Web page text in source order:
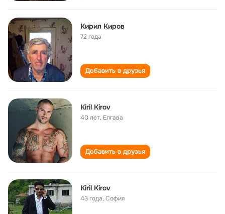
Кирил Киров
72 года
Добавить в друзья
Kiril Kirov
40 лет, Елгава
Добавить в друзья
Kiril Kirov
43 года,София